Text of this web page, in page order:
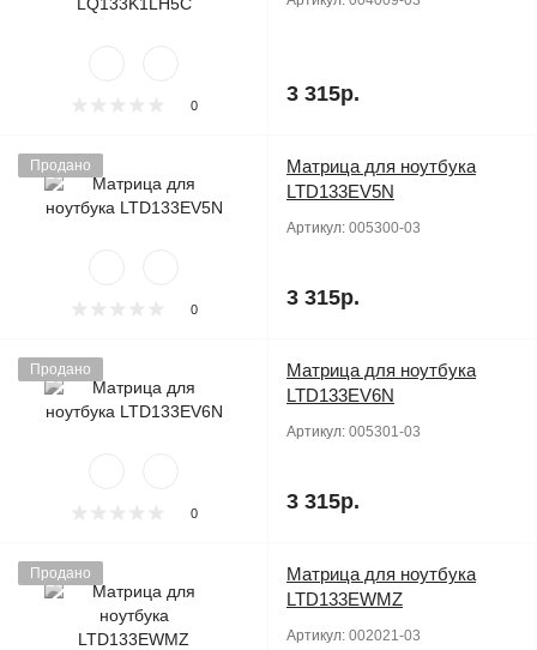
0 3 315р.
Продано
0
Матрица для ноутбука
LTD133EV5N
Артикул: 005300-03
3 315р.
Продано
0
Матрица для ноутбука
LTD133EV6N
Артикул: 005301-03
3 315р.
Продано
Матрица для ноутбука
LTD133EWMZ
Артикул: 002021-03